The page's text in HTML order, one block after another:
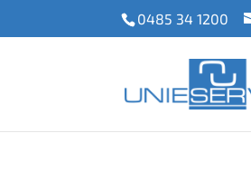
0485 34 1200